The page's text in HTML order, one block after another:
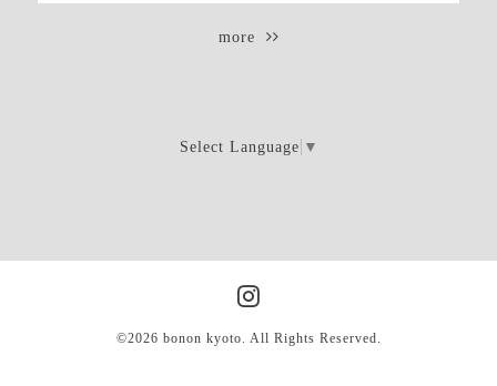
more
Select Language ▼
©2026 bonon kyoto. All Rights Reserved.